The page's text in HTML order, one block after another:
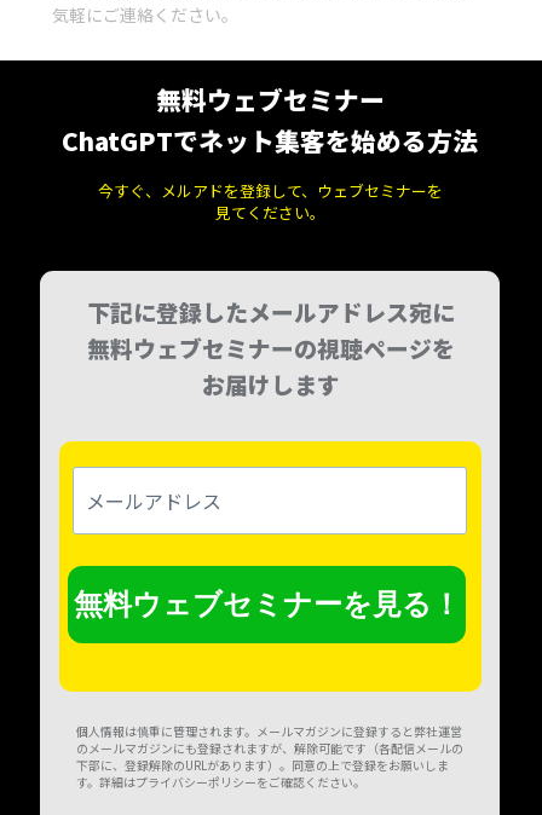
気軽にご連絡ください。
無料ウェブセミナー
ChatGPTでネット集客を始める方法
今すぐ、メルアドを登録して、ウェブセミナーを
見てください。
下記に登録したメールアドレス宛に
無料ウェブセミナーの視聴ページを
お届けします
メ
ル
ア
ド
レ
ス
無料ウェブセミナーを見る！
個人情報は慎重に管理されます。メールマガジンに登録すると弊社運営
のメールマガジンにも登録されますが、解除可能です（各配信メールの
下部に、登録解除のURLがあります）。同意の上で登録をお願いしま
す。詳細はプライバシーポリシーをご確認ください。